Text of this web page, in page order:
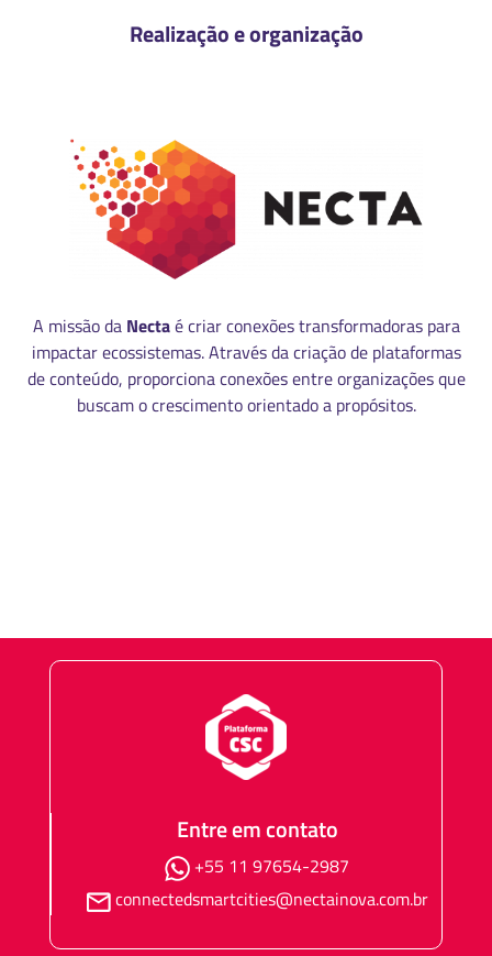
Realização e organização
A missão da Nectaé criar conexões transformadoras para
impactar ecossistemas. Através da criação de plataformas
de conteúdo, proporciona conexões entre organizações que
buscam o crescimento orientado a propósitos.
Entre em contato
+55 11 97654-2987
connectedsmartcities@nectainova.com.br